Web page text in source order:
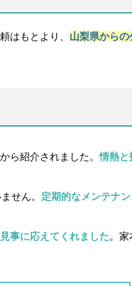
はもとより、 山梨県からの
ら紹介されました。情熱と
せん。 定期的なメンテナ
事に応えてくれました。